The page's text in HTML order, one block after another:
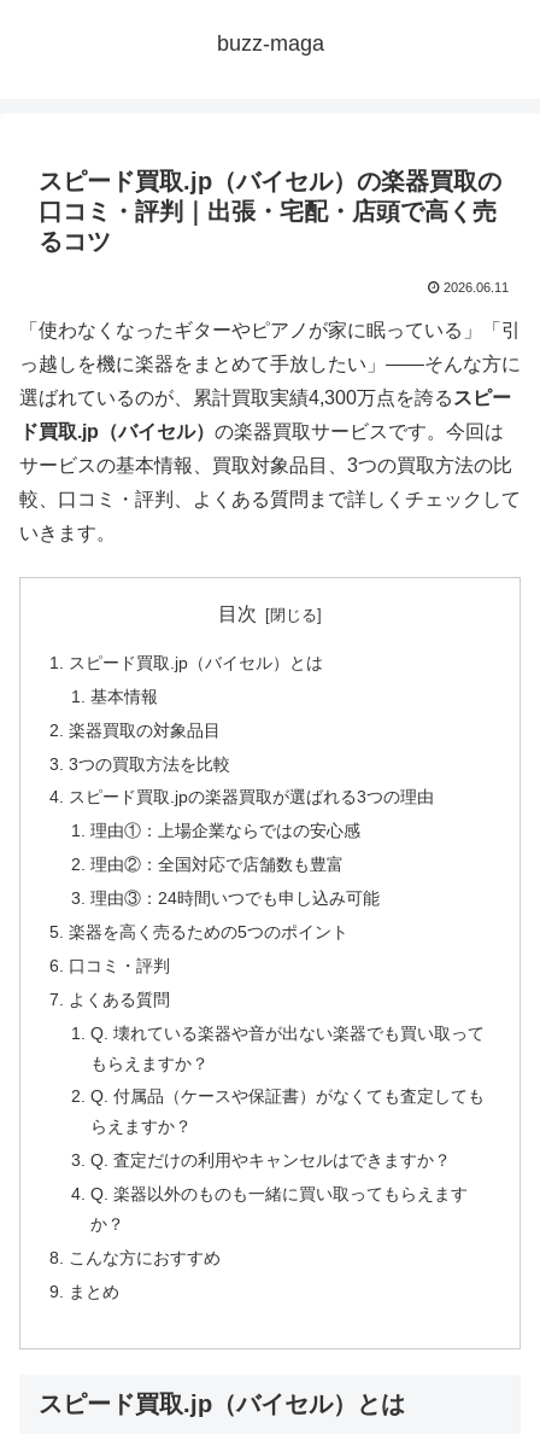
buzz-maga
スピード買取.jp（バイセル）の楽器買取の
口コミ・評判｜出張・宅配・店頭で高く売
るコツ
2026.06.11
「使わなくなったギターやピアノが家に眠っている」「引
っ越しを機に楽器をまとめて手放したい」――そんな方に
選ばれているのが、累計買取実績4,300万点を誇る スピー
ド買取.jp（バイセル） の楽器買取サービスです。今回は
サービスの基本情報、買取対象品目、3つの買取方法の比
較、口コミ・評判、よくある質問まで詳しくチェックして
いきます。
目次
スピード買取.jp（バイセル）とは
基本情報
楽器買取の対象品目
3つの買取方法を比較
スピード買取.jpの楽器買取が選ばれる3つの理由
理由①：上場企業ならではの安心感
理由②：全国対応で店舗数も豊富
理由③：24時間いつでも申し込み可能
楽器を高く売るための5つのポイント
口コミ・評判
よくある質問
Q. 壊れている楽器や音が出ない楽器でも買い取って
もらえますか？
Q. 付属品（ケースや保証書）がなくても査定しても
らえますか？
Q. 査定だけの利用やキャンセルはできますか？
Q. 楽器以外のものも一緒に買い取ってもらえます
か？
こんな方におすすめ
まとめ
スピード買取.jp（バイセル）とは